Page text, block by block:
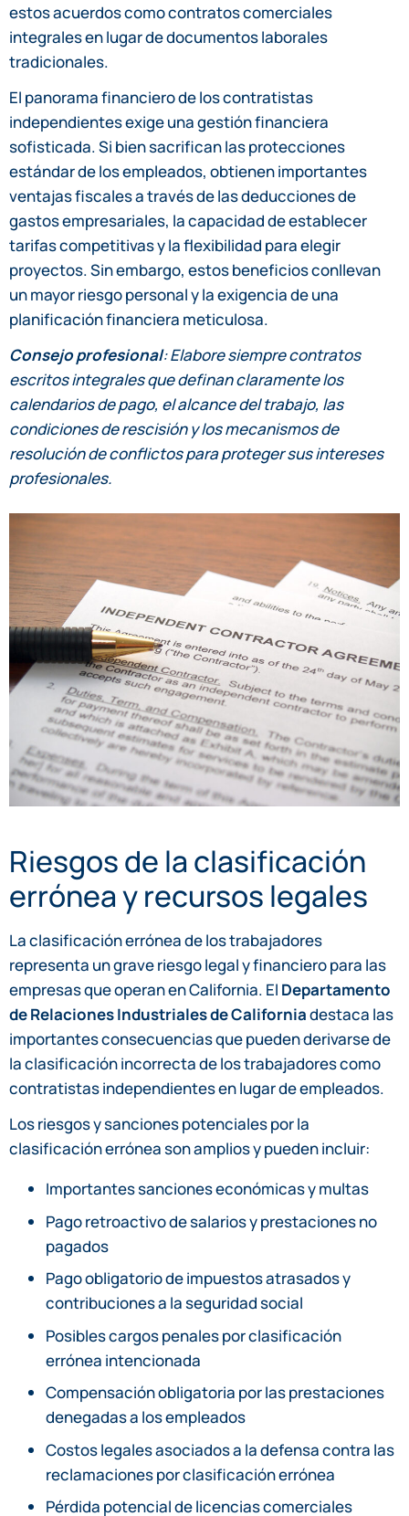
estos acuerdos como contratos comerciales
integrales en lugar de documentos laborales
tradicionales.
El panorama financiero de los contratistas
independientes exige una gestión financiera
sofisticada. Si bien sacrifican las protecciones
estándar de los empleados, obtienen importantes
ventajas fiscales a través de las deducciones de
gastos empresariales, la capacidad de establecer
tarifas competitivas y la flexibilidad para elegir
proyectos. Sin embargo, estos beneficios conllevan
un mayor riesgo personal y la exigencia de una
planificación financiera meticulosa.
Consejo profesional: Elabore siempre contratos
escritos integrales que definan claramente los
calendarios de pago, el alcance del trabajo, las
condiciones de rescisión y los mecanismos de
resolución de conflictos para proteger sus intereses
profesionales.
Riesgos de la clasificación
errónea y recursos legales
La clasificación errónea de los trabajadores
representa un grave riesgo legal y financiero para las
empresas que operan en California. El Departamento
de Relaciones Industriales de Californiadestaca las
importantes consecuencias que pueden derivarse de
la clasificación incorrecta de los trabajadores como
contratistas independientes en lugar de empleados.
Los riesgos y sanciones potenciales por la
clasificación errónea son amplios y pueden incluir:
Importantes sanciones económicas y multas
Pago retroactivo de salarios y prestaciones no
pagados
Pago obligatorio de impuestos atrasados y
contribuciones a la seguridad social
Posibles cargos penales por clasificación
errónea intencionada
Compensación obligatoria por las prestaciones
denegadas a los empleados
Costos legales asociados a la defensa contra las
reclamaciones por clasificación errónea
Pérdida potencial de licencias comerciales